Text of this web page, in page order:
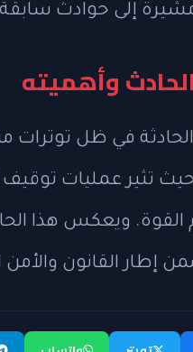
مشيرة إلى حوادث
وأهميته
في ظل توترات
حيث تثير عمليات
القوة. ويعكس هذا
إطار القانون والأمن